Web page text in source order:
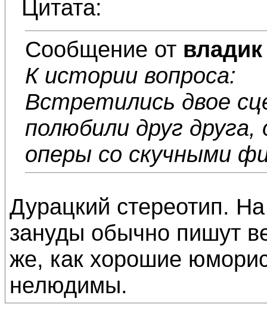
Цитата:
Сообщение от владик
К истории вопроса:
Встретились двое
полюбили друг
оперы со скучными
Дурацкий стереотип.
зануды обычно пишут
же, как хорошие
нелюдимы.